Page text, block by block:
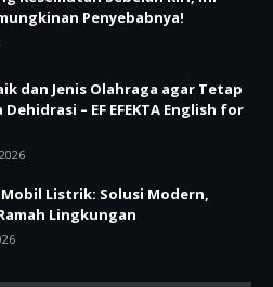
Penyebabnya!
dan Jenis Olahraga agar Tetap
– EF EFEKTA English for
Listrik: Solusi Modern,
Lingkungan